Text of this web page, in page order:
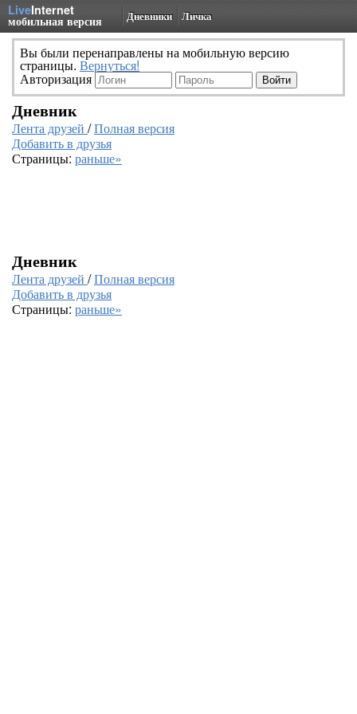
LiveInternet
мобильная версия Дневники Личка
Вы были перенаправлены на мобильную версию
страницы. Вернуться!
Авторизация
Дневник
Лента друзей /Полная версия
Добавить в друзья
Страницы: раньше»
Дневник
Лента друзей /Полная версия
Добавить в друзья
Страницы: раньше»